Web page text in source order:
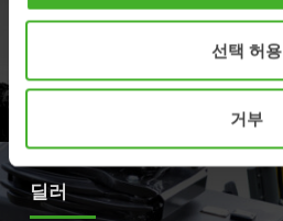
선택 허용
거부
제품사양을 보세요.
딜러